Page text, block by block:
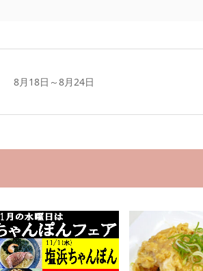
8月18日～8月24日